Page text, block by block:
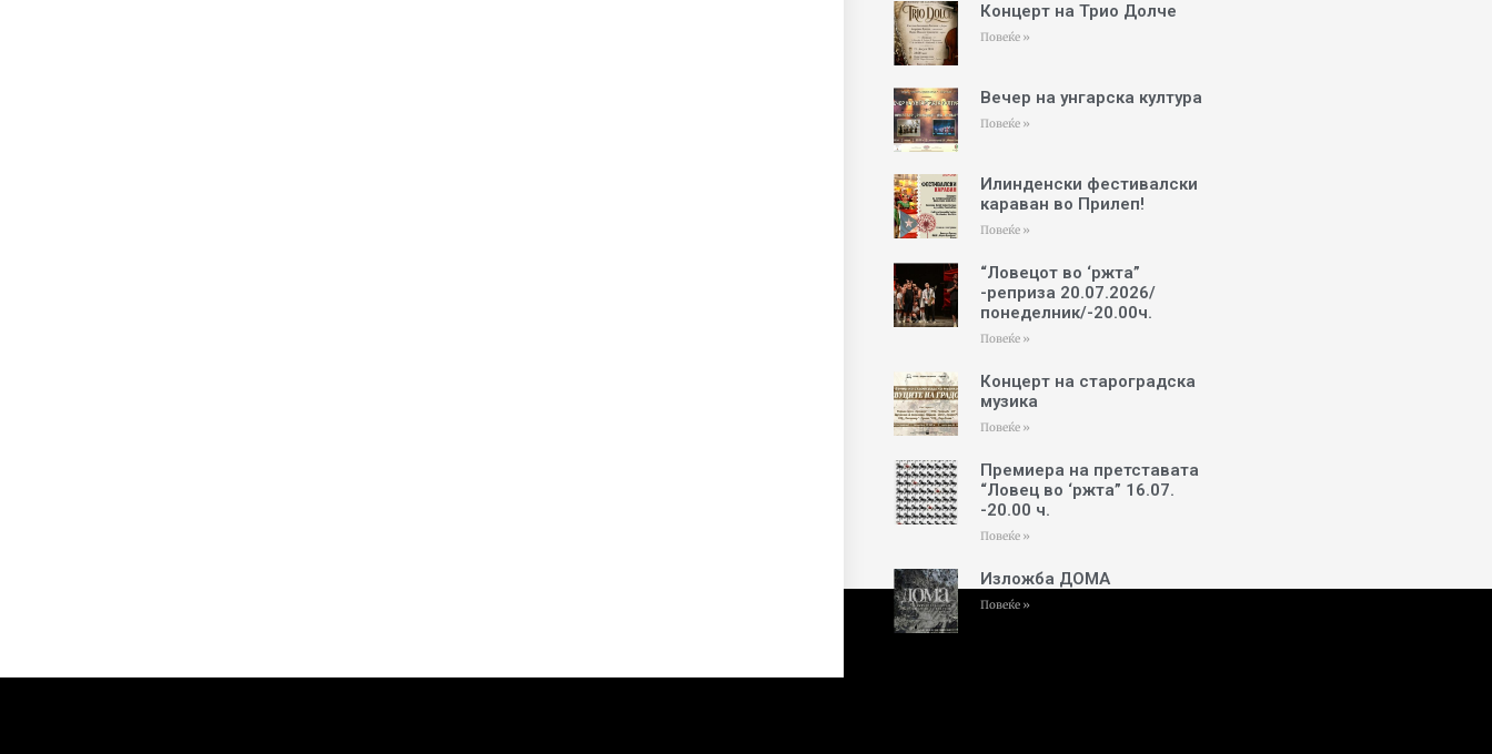
Концерт на Трио Долче
Повеќе »
Вечер на унгарска култура
Повеќе »
Илинденски фестивалски
караван во Прилеп!
Повеќе »
“Ловецот во ‘ржта”
-реприза 20.07.2026/
понеделник/-20.00ч.
Повеќе »
Концерт на староградска
музика
Повеќе »
Премиера на претставата
“Ловец во ‘ржта” 16.07.
-20.00 ч.
Повеќе »
Изложба ДОМА
Повеќе »